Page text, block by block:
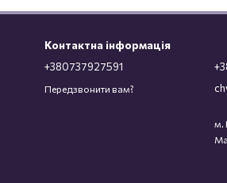
Контактна інформація
+380737927591
Передзвонити вам?
м.